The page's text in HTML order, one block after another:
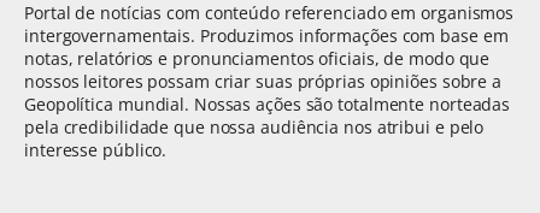
Portal de notícias com conteúdo referenciado em organismos
intergovernamentais. Produzimos informações com base em
notas, relatórios e pronunciamentos oficiais, de modo que
nossos leitores possam criar suas próprias opiniões sobre a
Geopolítica mundial. Nossas ações são totalmente norteadas
pela credibilidade que nossa audiência nos atribui e pelo
interesse público.